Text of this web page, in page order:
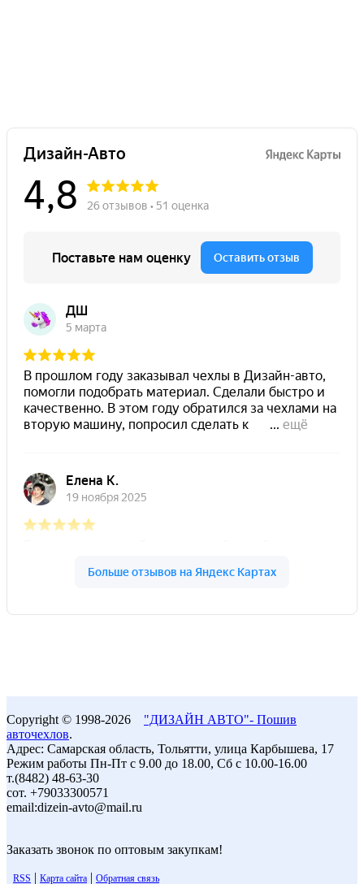
Copyright © 1998-2026 "ДИЗАЙН АВТО"- Пошив
авточехлов.
Адрес: Самарская область, Тольятти, улица Карбышева, 17
Режим работы Пн-Пт с 9.00 до 18.00, Сб с 10.00-16.00
т.(8482) 48-63-30
сот. +79033300571
email:dizein-avto@mail.ru
Заказать звонок по оптовым закупкам!
RSS | Карта сайта | Обратная связь